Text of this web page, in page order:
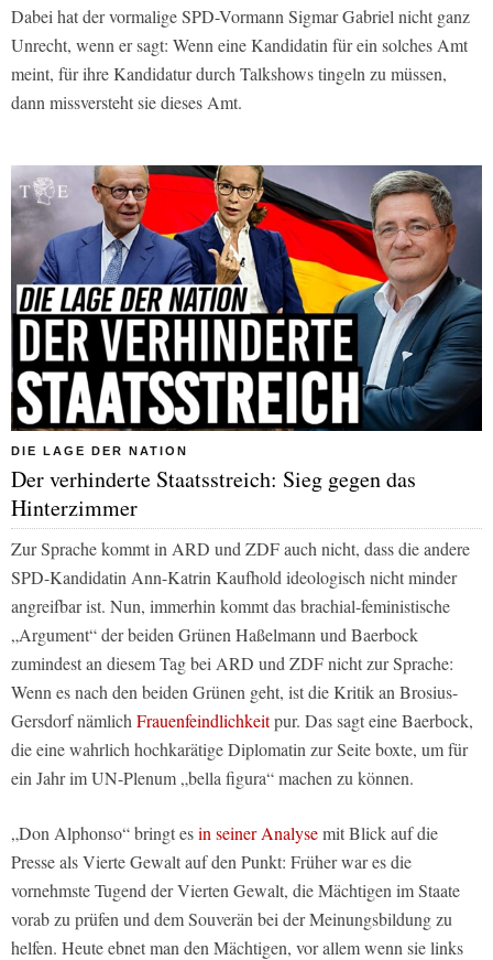
Dabei hat der vormalige SPD-Vormann Sigmar Gabriel nicht ganz
Unrecht, wenn er sagt: Wenn eine Kandidatin für ein solches Amt
meint, für ihre Kandidatur durch Talkshows tingeln zu müssen,
dann missversteht sie dieses Amt.
DIE LAGE DER NATION
Der verhinderte Staatsstreich: Sieg gegen das
Hinterzimmer
Zur Sprache kommt in ARD und ZDF auch nicht, dass die andere
SPD-Kandidatin Ann-Katrin Kaufhold ideologisch nicht minder
angreifbar ist. Nun, immerhin kommt das brachial-feministische
„Argument“ der beiden Grünen Haßelmann und Baerbock
zumindest an diesem Tag bei ARD und ZDF nicht zur Sprache:
Wenn es nach den beiden Grünen geht, ist die Kritik an Brosius-
Gersdorf nämlich Frauenfeindlichkeitpur. Das sagt eine Baerbock,
die eine wahrlich hochkarätige Diplomatin zur Seite boxte, um für
ein Jahr im UN-Plenum „bella figura“ machen zu können.
„Don Alphonso“ bringt esin seiner Analysemit Blick auf die
Presse als Vierte Gewalt auf den Punkt: Früher war es die
vornehmste Tugend der Vierten Gewalt, die Mächtigen im Staate
vorab zu prüfen und dem Souverän bei der Meinungsbildung zu
helfen. Heute ebnet man den Mächtigen, vor allem wenn sie links